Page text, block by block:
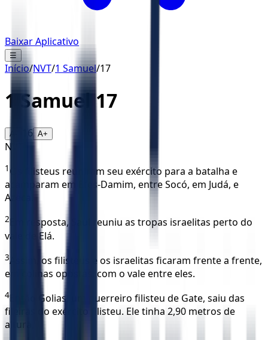
Baixar Aplicativo
☰
Início/NVT/1 Samuel/17
1 Samuel 17
A- 16 A+
NVT
1 Os filisteus reuniram seu exército para a batalha e
acamparam em Efes-Damim, entre Socó, em Judá, e
Azeca.
2
Em resposta, Saul reuniu as tropas israelitas perto do
vale de Elá.
3Assim, os filisteus e os israelitas ficaram frente a frente,
em colinas opostas, com o vale entre eles.
4
Então Golias, um guerreiro filisteu de Gate, saiu das
fileiras do exército filisteu. Ele tinha 2,90 metros de
altura,